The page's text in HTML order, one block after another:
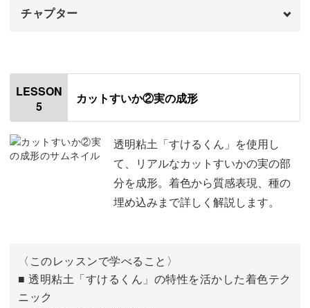
チャプター
使用材料・道具
すいかの種の粘土を準備する
黒の種を作る 05:09
07:43
LESSON
5
カットすいか②実の成形
透明粘土「すけるくん」を使用し
て、リアルなカットすいかの実の部
分を成形。着色から質感表現、種の
埋め込みまで詳しく解説します。
〈このレッスンで学べること〉
■ 透明粘土「すけるくん」の特性を活かした着色テク
ニック